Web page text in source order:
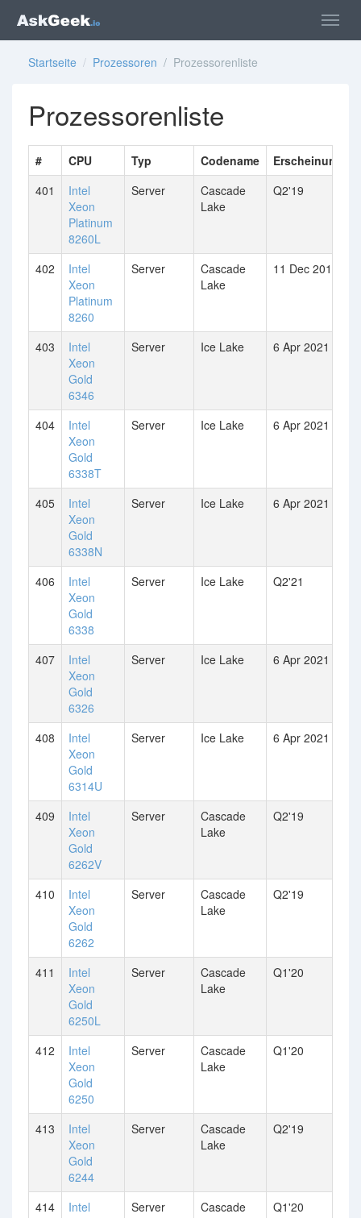
Startseite / Prozessoren / Prozessorenliste
Prozessorenliste
# CPU Typ Codename
401
Intel
Xeon
Platinum
8260L
Server
Cascade
Lake
Q2'19
402
Intel
Xeon
Platinum
8260
Server
Cascade
Lake
11 Dec 2018
403
Intel
Xeon
Gold
6346
Server Ice Lake 6 Apr 2021
404
Intel
Xeon
Gold
6338T
Server Ice Lake 6 Apr 2021
405
Intel
Xeon
Gold
6338N
Server Ice Lake 6 Apr 2021
406
Intel
Xeon
Gold
6338
Server Ice Lake Q2'21
407
Intel
Xeon
Gold
6326
Server Ice Lake 6 Apr 2021
408
Intel
Xeon
Gold
6314U
Server Ice Lake 6 Apr 2021
409
Intel
Xeon
Gold
6262V
Server
Cascade
Lake
Q2'19
410
Intel
Xeon
Gold
6262
Server
Cascade
Lake
Q2'19
411
Intel
Xeon
Gold
6250L
Server
Cascade
Lake
Q1'20
412
Intel
Xeon
Gold
6250
Server
Cascade
Lake
Q1'20
413
Intel
Xeon
Gold
6244
Server
Cascade
Lake
Q2'19
414
Intel
Server
Cascade
Q1'20